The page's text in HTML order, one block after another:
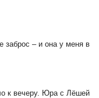
заброс – и она у меня в
к вечеру. Юра с Лёшей